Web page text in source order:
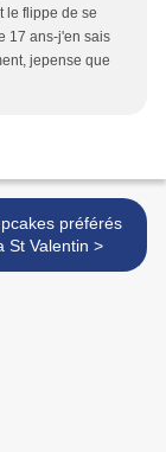
le flippe de se
17 ans-j'en sais
jepense que
préférés
pour la St Valentin >